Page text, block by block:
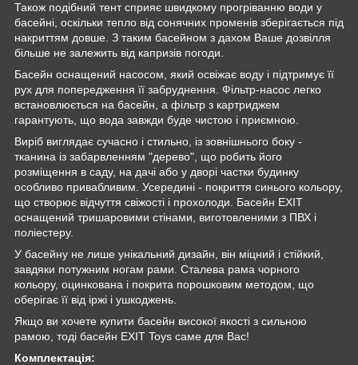
Також подібний тент сприяє швидкому прогріванню води у
басейні, оскільки тепло від сонячних променів зберігається під
накриттям довше. З таким басейном з дахом Ваше дозвілля
більше не залежить від капризів погоди.
Басейн оснащений насосом, який освіжає воду і підтримує її
рух для попередження її забруднення. Фільтр-насос легко
встановлюється на басейн, а фільтр з картриджем
гарантують, що вода завжди буде чистою і приємною.
Виріб виглядає сучасно і стильно, із зовнішнього боку -
тканина із забарвленням "дерево", що робить його
розміщення в саду, на дачі або у дворі частки будинку
особливо привабливим. Усередині - покриття синього кольору,
що створює відчуття свіжості і прохолоди. Басейн EXIT
оснащений тришаровими стінами, виготовленими з ПВХ і
поліестеру.
У басейну не лише унікальний дизайн, він міцний і стійкий,
завдяки потужним ногам рами. Сталева рама чорного
кольору, оцинкована і покрита порошковим методом, що
оберігає її від іржі і ушкоджень.
Якщо ви хочете купити басейн високої якості з сильною
рамою, тоді басейн EXIT Toys саме для Вас!
Комплектація: